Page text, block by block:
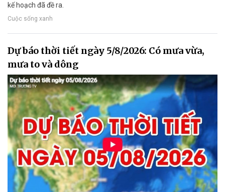
kế hoạch đã đề ra.
Cuộc sống xanh
Dự báo thời tiết ngày 5/8/2026: Có mưa vừa,
mưa to và dông